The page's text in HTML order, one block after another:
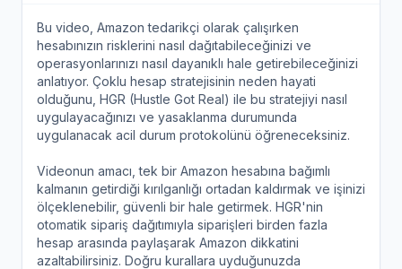
Bu video, Amazon tedarikçi olarak çalışırken
hesabınızın risklerini nasıl dağıtabileceğinizi ve
operasyonlarınızı nasıl dayanıklı hale getirebileceğinizi
anlatıyor. Çoklu hesap stratejisinin neden hayati
olduğunu, HGR (Hustle Got Real) ile bu stratejiyi nasıl
uygulayacağınızı ve yasaklanma durumunda
uygulanacak acil durum protokolünü öğreneceksiniz.
Videonun amacı, tek bir Amazon hesabına bağımlı
kalmanın getirdiği kırılganlığı ortadan kaldırmak ve işinizi
ölçeklenebilir, güvenli bir hale getirmek. HGR'nin
otomatik sipariş dağıtımıyla siparişleri birden fazla
hesap arasında paylaşarak Amazon dikkatini
azaltabilirsiniz. Doğru kurallara uyduğunuzda